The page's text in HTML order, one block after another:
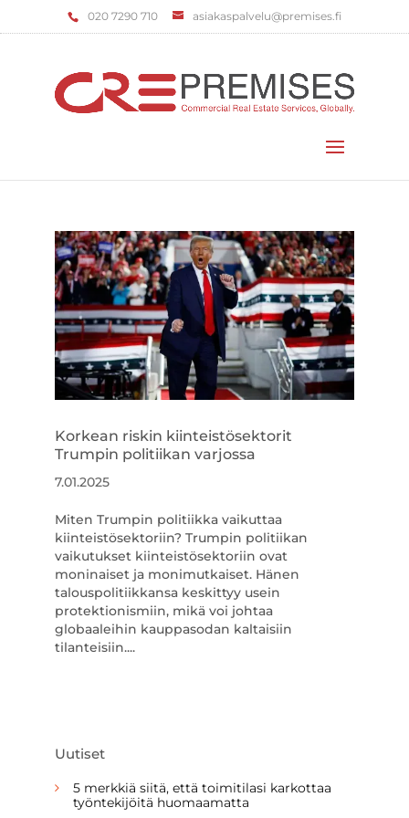
‌020 7290 710 asiakaspalvelu@premises.fi
Korkean riskin kiinteistösektorit
Trumpin politiikan varjossa
7.01.2025
Miten Trumpin politiikka vaikuttaa
kiinteistösektoriin? Trumpin politiikan
vaikutukset kiinteistösektoriin ovat
moninaiset ja monimutkaiset. Hänen
talouspolitiikkansa keskittyy usein
protektionismiin, mikä voi johtaa
globaaleihin kauppasodan kaltaisiin
tilanteisiin....
Uutiset
5 merkkiä siitä, että toimitilasi karkottaa
työntekijöitä huomaamatta